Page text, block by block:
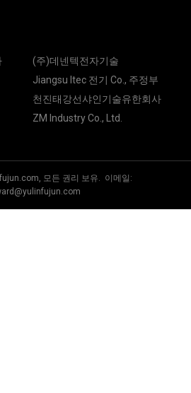
(주)데넨텍전자기술
Jiangsu ltec 전기 Co., 주정부
천진태강선샤인기술유한회사
ZM Industry Co., Ltd.
모든 권리 보유. 이메일: